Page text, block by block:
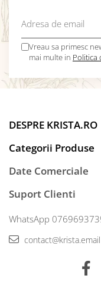
Vreau sa primesc
mai multe in Politica
DESPRE KRISTA.RO
Categorii Produse
Date Comerciale
Suport Clienti
WhatsApp
contact@krista.email